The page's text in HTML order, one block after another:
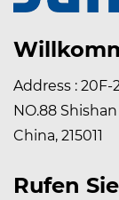
Address :
NO.88
China, 215011
Rufen